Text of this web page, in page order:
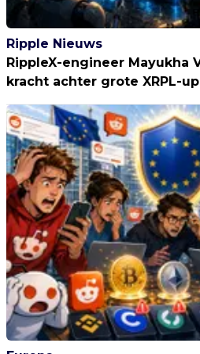
Ripple Nieuws
RippleX-engineer Mayukha
kracht achter grote XRPL-